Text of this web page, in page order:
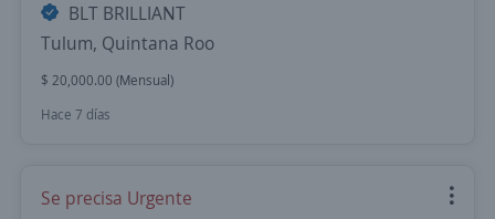
BLT BRILLIANT
Tulum, Quintana Roo
$ 20,000.00 (Mensual)
Hace 7 días
Se precisa Urgente